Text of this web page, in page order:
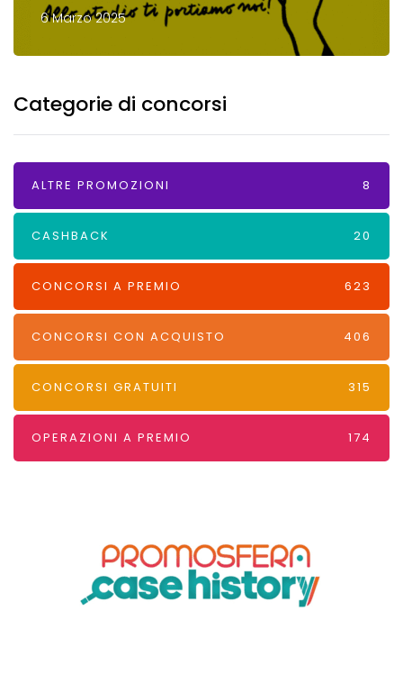
6 Marzo 2025
Categorie di concorsi
ALTRE PROMOZIONI 8
CASHBACK 20
CONCORSI A PREMIO 623
CONCORSI CON ACQUISTO 406
CONCORSI GRATUITI 315
OPERAZIONI A PREMIO 174